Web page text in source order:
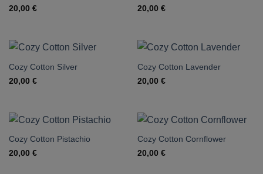
20,00 €
20,00 €
Cozy Cotton Silver
20,00 €
Cozy Cotton Lavender
20,00 €
Cozy Cotton Pistachio
20,00 €
Cozy Cotton Cornflower
20,00 €